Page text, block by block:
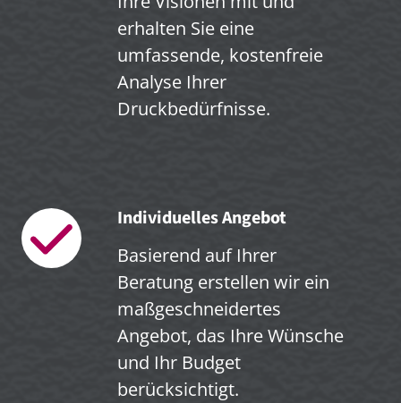
erhalten Sie eine
umfassende, kostenfreie
Analyse Ihrer
Druckbedürfnisse.
Individuelles Angebot
Basierend auf Ihrer
Beratung erstellen wir ein
maßgeschneidertes
Angebot, das Ihre Wünsche
und Ihr Budget
berücksichtigt.